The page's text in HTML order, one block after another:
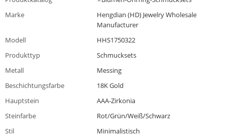
Marke
Hengdian (HD) Jewelry Wholesale
Manufacturer
Modell
HHS1750322
Produkttyp
Schmucksets
Metall
Messing
Beschichtungsfarbe
18K Gold
Hauptstein
AAA-Zirkonia
Steinfarbe
Rot/Grün/Weiß/Schwarz
Stil
Minimalistisch